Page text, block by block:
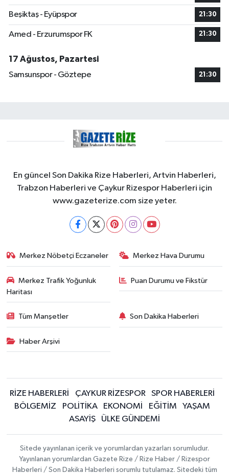
Beşiktaş - Eyüpspor 21:30
Amed - Erzurumspor FK 21:30
17 Ağustos, Pazartesi
Samsunspor - Göztepe
21:30
En güncel Son Dakika Rize Haberleri, Artvin Haberleri,
Trabzon Haberleri ve Çaykur Rizespor Haberleri için
www.gazeterize.com size yeter.
Merkez Nöbetçi Eczaneler Merkez Hava Durumu
Merkez Trafik Yoğunluk
Haritası
Puan Durumu ve Fikstür
Tüm Manşetler Son Dakika Haberleri
Haber Arşivi
RİZE HABERLERİ ÇAYKUR RİZESPOR
SPOR HABERLERİ
BÖLGEMİZ
POLİTİKA EKONOMİ EĞİTİM
YAŞAM
ASAYİŞ
ÜLKE GÜNDEMİ
Sitede yayınlanan içerik ve yorumlardan yazarları sorumludur.
Yayınlanan yorumlardan Gazete Rize / Rize Haber / Rizespor
Haberleri / Son Dakika Haberleri sorumlu tutulamaz. Sitedeki tüm